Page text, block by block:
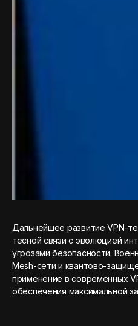
Дальнейшее развитие VPN-
тесной связи с эволюцией
угрозами безопасности.
Mesh-сети и квантово-
применение в современных
обеспечения максимальной